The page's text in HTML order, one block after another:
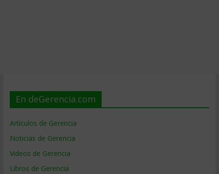
En deGerencia.com
Artículos de Gerencia
Noticias de Gerencia
Videos de Gerencia
Libros de Gerencia